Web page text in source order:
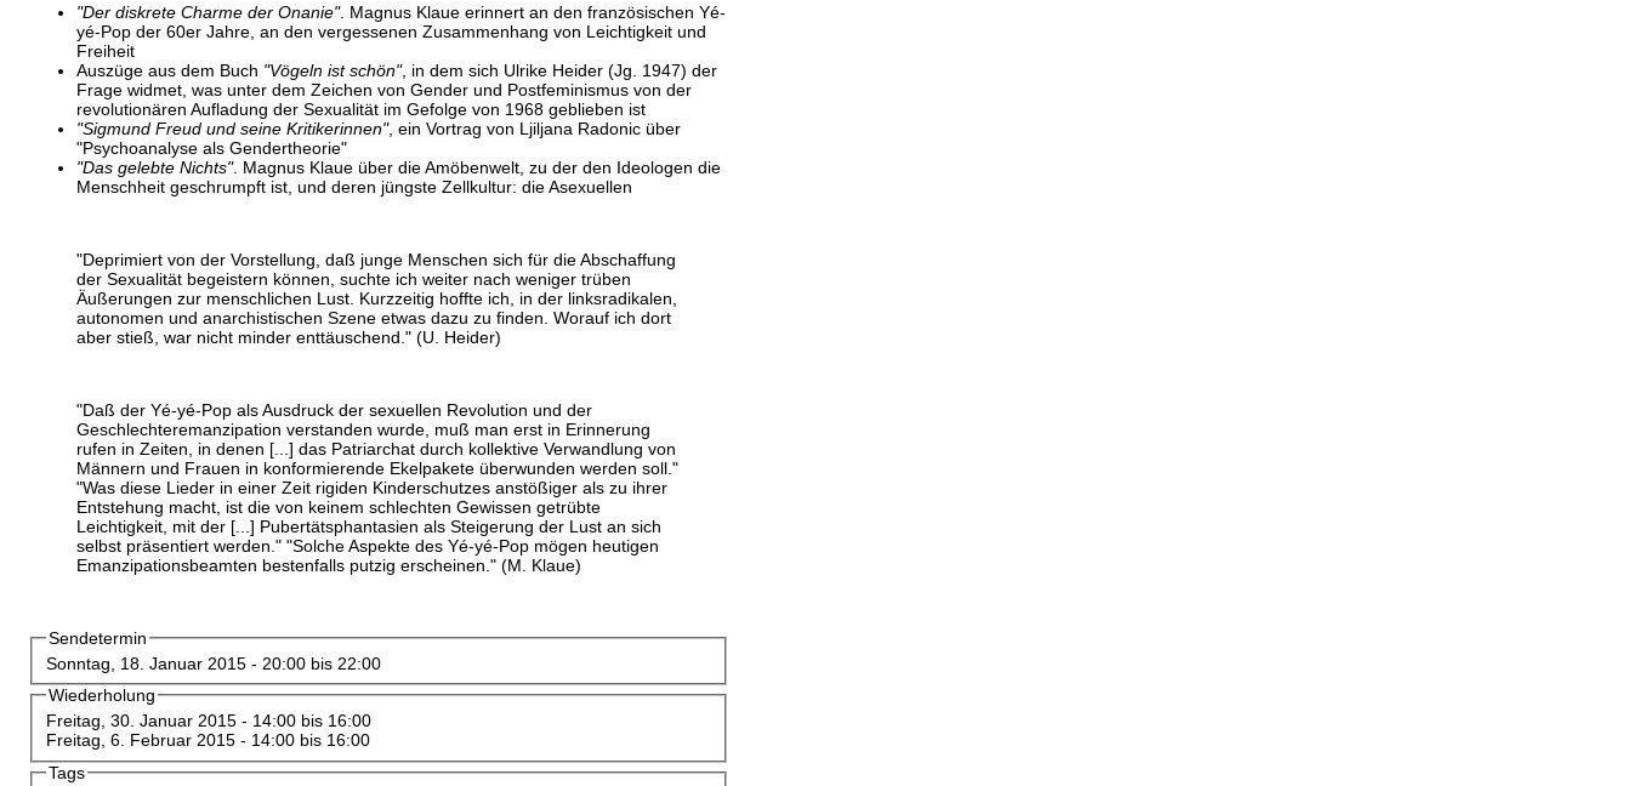
"Der diskrete Charme der Onanie". Magnus Klaue erinnert an den französischen Yé-
yé-Pop der 60er Jahre, an den vergessenen Zusammenhang von Leichtigkeit und
Freiheit
Auszüge aus dem Buch "Vögeln ist schön", in dem sich Ulrike Heider (Jg. 1947) der
Frage widmet, was unter dem Zeichen von Gender und Postfeminismus von der
revolutionären Aufladung der Sexualität im Gefolge von 1968 geblieben ist
"Sigmund Freud und seine Kritikerinnen", ein Vortrag von Ljiljana Radonic über
"Psychoanalyse als Gendertheorie"
"Das gelebte Nichts". Magnus Klaue über die Amöbenwelt, zu der den Ideologen die
Menschheit geschrumpft ist, und deren jüngste Zellkultur: die Asexuellen
"Deprimiert von der Vorstellung, daß junge Menschen sich für die Abschaffung
der Sexualität begeistern können, suchte ich weiter nach weniger trüben
Äußerungen zur menschlichen Lust. Kurzzeitig hoffte ich, in der linksradikalen,
autonomen und anarchistischen Szene etwas dazu zu finden. Worauf ich dort
aber stieß, war nicht minder enttäuschend." (U. Heider)
"Daß der Yé-yé-Pop als Ausdruck der sexuellen Revolution und der
Geschlechteremanzipation verstanden wurde, muß man erst in Erinnerung
rufen in Zeiten, in denen [...] das Patriarchat durch kollektive Verwandlung von
Männern und Frauen in konformierende Ekelpakete überwunden werden soll."
"Was diese Lieder in einer Zeit rigiden Kinderschutzes anstößiger als zu ihrer
Entstehung macht, ist die von keinem schlechten Gewissen getrübte
Leichtigkeit, mit der [...] Pubertätsphantasien als Steigerung der Lust an sich
selbst präsentiert werden." "Solche Aspekte des Yé-yé-Pop mögen heutigen
Emanzipationsbeamten bestenfalls putzig erscheinen." (M. Klaue)
Sendetermin
Sonntag, 18. Januar 2015 - 20:00bis 22:00
Wiederholung
Freitag, 30. Januar 2015 - 14:00bis 16:00
Freitag, 6. Februar 2015 - 14:00bis 16:00
Tags